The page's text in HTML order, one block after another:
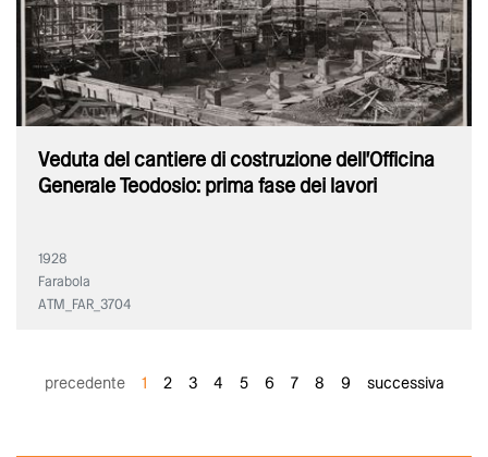
Veduta del cantiere di costruzione dell'Officina
Generale Teodosio: prima fase dei lavori
1928
Farabola
ATM_FAR_3704
precedente 1 2 3 4 5 6 7 8 9 successiva